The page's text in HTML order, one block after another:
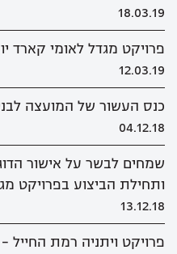
18.03.19
פרויקט מגדל לאומי קארד
12.03.19
כנס העשור של המועצה
04.12.18
שמחים לבשר על אישור
ותחילת הביצוע בפרויקט
13.12.18
פרויקט ויתניה רמת החייל -